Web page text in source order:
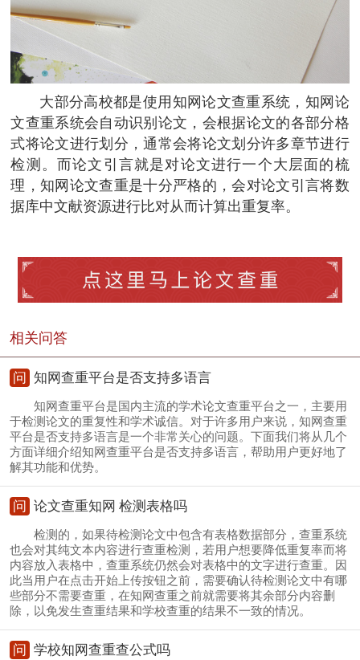
大部分高校都是使用知网论文查重系统，知网论
文查重系统会自动识别论文，会根据论文的各部分格
式将论文进行划分，通常会将论文划分许多章节进行
检测。而论文引言就是对论文进行一个大层面的梳
理，知网论文查重是十分严格的，会对论文引言将数
据库中文献资源进行比对从而计算出重复率。
相关问答
问 知网查重平台是否支持多语言
知网查重平台是国内主流的学术论文查重平台之一，主要用
于检测论文的重复性和学术诚信。对于许多用户来说，知网查重
平台是否支持多语言是一个非常关心的问题。下面我们将从几个
方面详细介绍知网查重平台是否支持多语言，帮助用户更好地了
解其功能和优势。
问 论文查重知网 检测表格吗
检测的，如果待检测论文中包含有表格数据部分，查重系统
也会对其纯文本内容进行查重检测，若用户想要降低重复率而将
内容放入表格中，查重系统仍然会对表格中的文字进行查重。因
此当用户在点击开始上传按钮之前，需要确认待检测论文中有哪
些部分不需要查重，在知网查重之前就需要将其余部分内容删
除，以免发生查重结果和学校查重的结果不一致的情况。
问 学校知网查重查公式吗